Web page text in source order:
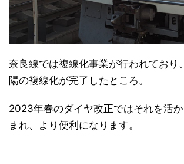
奈良線では複線化事業が行われており
陽の複線化が完了したところ。
2023年春のダイヤ改正ではそれを活
まれ、より便利になります。